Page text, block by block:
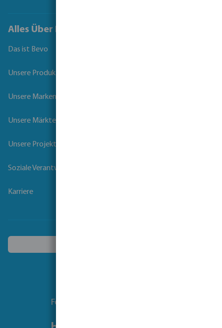
Alles Über Bevo
Das ist Bevo
Unsere Produkte
Unsere Marken
Unsere Märkte
Unsere Projekte
Soziale Verantwortung der Unternehmen
Karriere
Folgen Sie uns